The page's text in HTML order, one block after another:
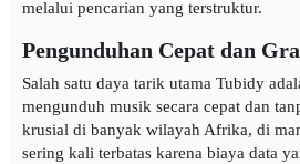
melalui pencarian yang terstruktur.
Pengunduhan Cepat dan
Salah satu daya tarik utama Tubidy
mengunduh musik secara cepat dan
krusial di banyak wilayah Afrika, di
sering kali terbatas karena biaya data